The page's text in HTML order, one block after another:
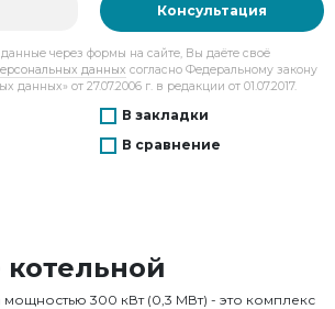
Консультация
через формы на сайте, Вы даёте своё
данных согласно Федеральному закону
от 27.07.2006 г. в редакции от 01.07.2017.
В закладки
В сравнение
мощностью 300 кВт (0,3 МВт) - это комплекс